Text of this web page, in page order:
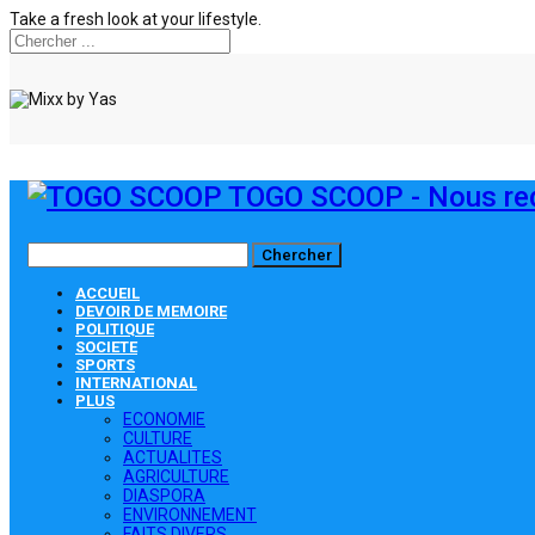
Take a fresh look at your lifestyle.
TOGO SCOOP - Nous
ACCUEIL
DEVOIR DE MEMOIRE
POLITIQUE
SOCIETE
SPORTS
INTERNATIONAL
PLUS
ECONOMIE
CULTURE
ACTUALITES
AGRICULTURE
DIASPORA
ENVIRONNEMENT